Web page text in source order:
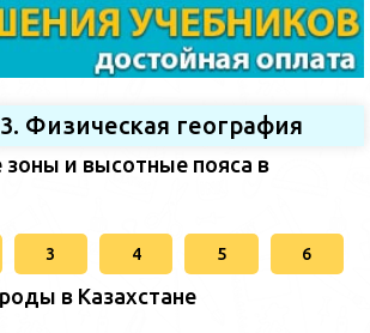
Физическая география
и высотные пояса в
3 4 5 6
в Казахстане